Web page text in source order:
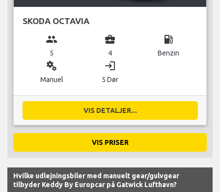
SKODA OCTAVIA
group
5
business_center
4
local_gas_station
Benzin
miscellaneous_services
Manuel
login
5 Dør
VIS DETALJER...
VIS PRISER
Hvilke udlejningsbiler med manuelt gear/gulvgear
tilbyder Keddy By Europcar på Gatwick Lufthavn?